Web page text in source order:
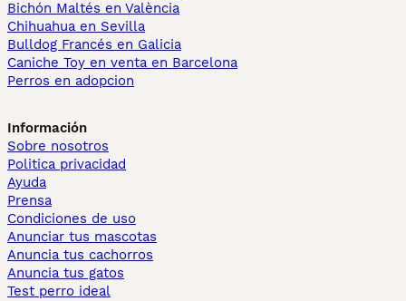
Bichón Maltés en València
Chihuahua en Sevilla
Bulldog Francés en Galicia
Caniche Toy en venta en Barcelona
Perros en adopcion
Información
Sobre nosotros
Politica privacidad
Ayuda
Prensa
Condiciones de uso
Anunciar tus mascotas
Anuncia tus cachorros
Anuncia tus gatos
Test perro ideal